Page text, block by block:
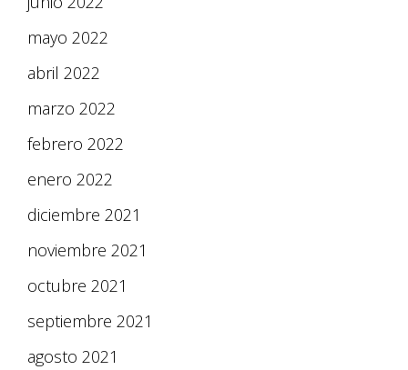
mayo 2022
abril 2022
marzo 2022
febrero 2022
enero 2022
diciembre 2021
noviembre 2021
octubre 2021
septiembre 2021
agosto 2021